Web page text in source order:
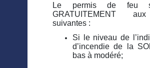
Le permis de feu
GRATUITEMENT
suivantes :
Si le niveau de
d’incendie de la
bas à modéré;